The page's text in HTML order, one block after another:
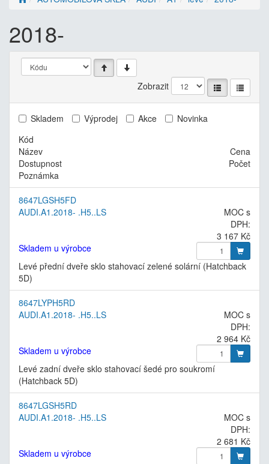
2018-
Zobrazit
Skladem Výprodej Akce
Novinka
Kód
Název
Cena
Dostupnost
Počet
Poznámka
8647LGSH5FD
AUDI.A1.2018- .H5..LS
MOC s
DPH:
3 167 Kč
Skladem u výrobce
Levé přední dveře sklo stahovací zelené solární (Hatchback
5D)
8647LYPH5RD
AUDI.A1.2018- .H5..LS
MOC s
DPH:
2 964 Kč
Skladem u výrobce
Levé zadní dveře sklo stahovací šedé pro soukromí
(Hatchback 5D)
8647LGSH5RD
AUDI.A1.2018- .H5..LS
MOC s
DPH:
2 681 Kč
Skladem u výrobce